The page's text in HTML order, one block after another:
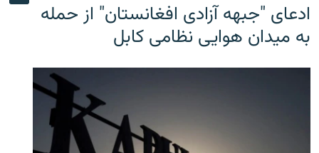
ادعای "جبهه آزادی افغانستان" از حمله
به میدان هوایی نظامی کابل